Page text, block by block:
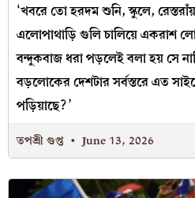
‘খবরে তো হরদম শুনি, স্কুলে,
এলোপাথাড়ি গুলি চালিয়ে একরাশ
বন্দুকবাজ ধরা পড়লেই বলা হয় সে
বড়লোকের দেশটার সর্বস্তরে এত
পড়িয়াছে?’
তপশ্রী গুপ্ত June 13, 2026